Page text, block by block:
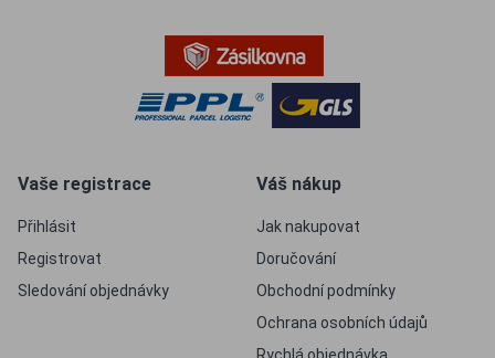
Vaše registrace
Přihlásit
Registrovat
Sledování objednávky
Váš nákup
Jak nakupovat
Doručování
Obchodní podmínky
Ochrana osobních údajů